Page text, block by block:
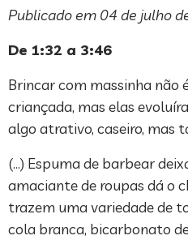
Publicado em 04 de julho
De 1:32 a 3:46
Brincar com massinha não
criançada, mas elas
algo atrativo, caseiro, mas
(…) Espuma de barbear
amaciante de roupas dá o
trazem uma variedade de
cola branca, bicarbonato